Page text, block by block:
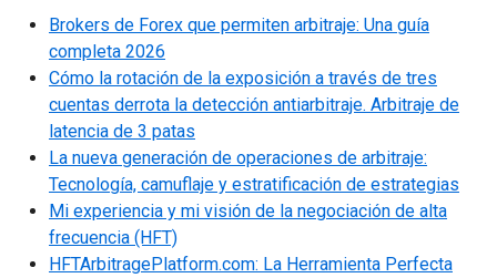
Brokers de Forex que permiten arbitraje: Una guía
completa 2026
Cómo la rotación de la exposición a través de tres
cuentas derrota la detección antiarbitraje. Arbitraje de
latencia de 3 patas
La nueva generación de operaciones de arbitraje:
Tecnología, camuflaje y estratificación de estrategias
Mi experiencia y mi visión de la negociación de alta
frecuencia (HFT)
HFTArbitragePlatform.com: La Herramienta Perfecta